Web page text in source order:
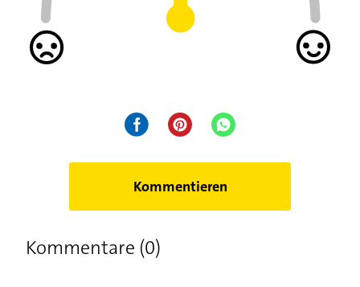
Kommentieren
Kommentare (0)